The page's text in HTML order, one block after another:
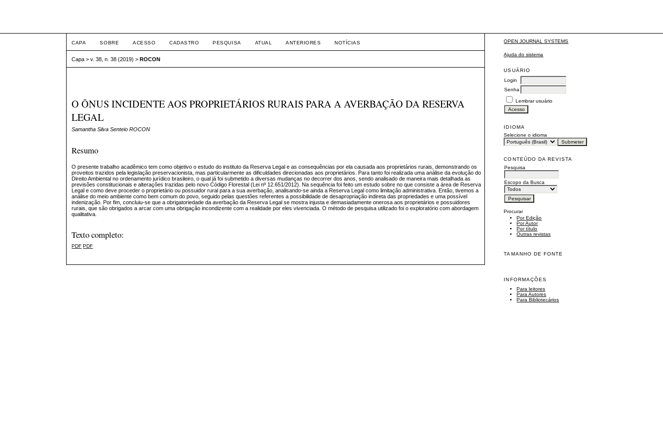
OPEN JOURNAL SYSTEMS
Ajuda do sistema
USUÁRIO
Login
Senha
Lembrar usuário
IDIOMA
Selecione o idioma
CONTEÚDO DA REVISTA
Pesquisa
Escopo da Busca
Procurar
Por Edição
Por Autor
Por título
Outras revistas
TAMANHO DE FONTE
INFORMAÇÕES
Para leitores
Para Autores
Para Bibliotecários
CAPA SOBRE ACESSO CADASTRO PESQUISA ATUAL ANTERIORES NOTÍCIAS
Capa >v. 38, n. 38 (2019) >ROCON
O ÔNUS INCIDENTE AOS PROPRIETÁRIOS RURAIS PARA A AVERBAÇÃO DA RESERVA
LEGAL
Samantha Silva Senteio ROCON
Resumo
O presente trabalho acadêmico tem como objetivo o estudo do instituto da Reserva Legal e as consequências por ela causada aos proprietários rurais, demonstrando os
proveitos trazidos pela legislação preservacionista, mas particularmente as dificuldades direcionadas aos proprietários. Para tanto foi realizada uma análise da evolução do
Direito Ambiental no ordenamento jurídico brasileiro, o qual já foi submetido a diversas mudanças no decorrer dos anos, sendo analisado de maneira mais detalhada as
previsões constitucionais e alterações trazidas pelo novo Código Florestal (Lei nº 12.651/2012). Na sequência foi feito um estudo sobre no que consiste a área de Reserva
Legal e como deve proceder o proprietário ou possuidor rural para a sua averbação, analisando-se ainda a Reserva Legal como limitação administrativa. Então, tivemos a
análise do meio ambiente como bem comum do povo, seguido pelas questões referentes a possibilidade de desapropriação indireta das propriedades e uma possível
indenização. Por fim, concluiu-se que a obrigatoriedade da averbação da Reserva Legal se mostra injusta e demasiadamente onerosa aos proprietários e possuidores
rurais, que são obrigados a arcar com uma obrigação incondizente com a realidade por eles vivenciada. O método de pesquisa utilizado foi o exploratório com abordagem
qualitativa.
Texto completo:
PDF PDF